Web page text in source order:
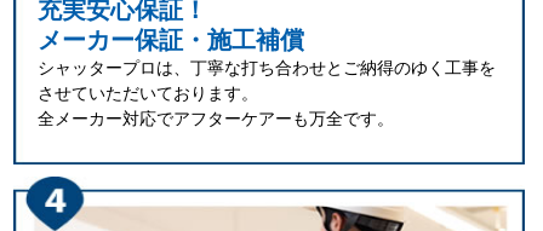
充実安心保証！
メーカー保証・施工補償
シャッタープロは、丁寧な打ち合わせとご納得のゆく工事を
させていただいております。
全メーカー対応でアフターケアーも万全です。